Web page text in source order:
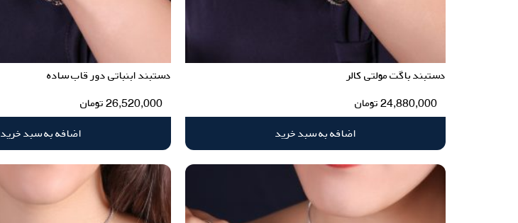
دستبند باگت مولتی کالر
24,880,000تومان
اضافه به سبد خرید
دستبند ابنباتی دور قاب ساده
26,520,000تومان
اضافه به سبد خرید